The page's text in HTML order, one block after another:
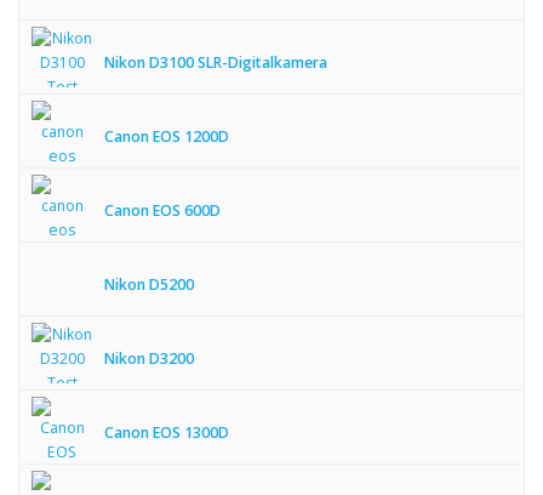
Nikon D3100 SLR-Digitalkamera
Canon EOS 1200D
Canon EOS 600D
Nikon D5200
Nikon D3200
Canon EOS 1300D